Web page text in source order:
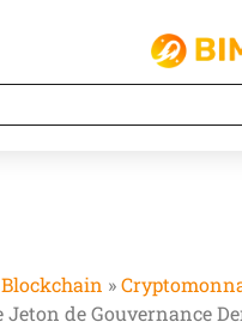
Blockchain »
Jeton de Gouvernance